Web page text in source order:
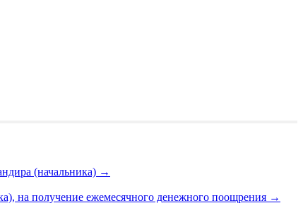
(начальника) →
на получение ежемесячного денежного поощрения →